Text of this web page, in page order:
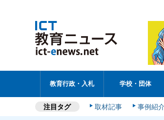
教育行政・入札 学校・団体
注目タグ 取材記事 事例紹介